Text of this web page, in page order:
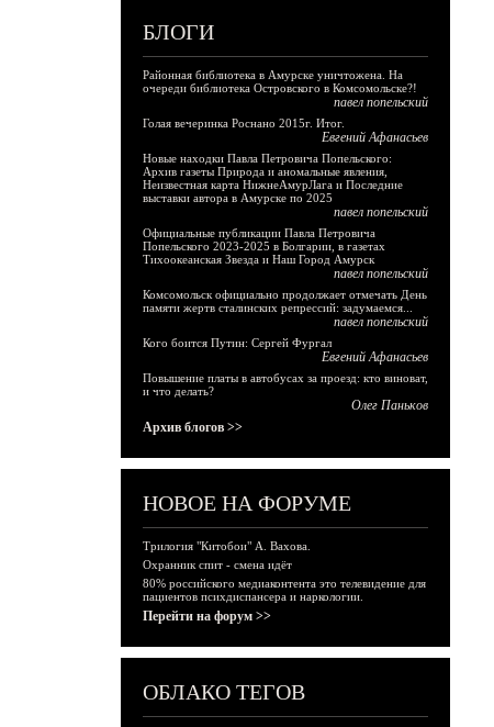
БЛОГИ
Районная библиотека в Амурске уничтожена. На
очереди библиотека Островского в Комсомольске?!
павел попельский
Голая вечеринка Роснано 2015г. Итог.
Евгений Афанасьев
Новые находки Павла Петровича Попельского:
Архив газеты Природа и аномальные явления,
Неизвестная карта НижнеАмурЛага и Последние
выставки автора в Амурске по 2025
павел попельский
Официальные публикации Павла Петровича
Попельского 2023-2025 в Болгарии, в газетах
Тихоокеанская Звезда и Наш Город Амурск
павел попельский
Комсомольск официально продолжает отмечать День
памяти жертв сталинских репрессий: задумаемся...
павел попельский
Кого боится Путин: Сергей Фургал
Евгений Афанасьев
Повышение платы в автобусах за проезд: кто виноват,
и что делать?
Олег Паньков
Архив блогов >>
НОВОЕ НА ФОРУМЕ
Трилогия "Китобои" А. Вахова.
Охранник спит - смена идёт
80% российского медиаконтента это телевидение для
пациентов психдиспансера и наркологии.
Перейти на форум >>
ОБЛАКО ТЕГОВ